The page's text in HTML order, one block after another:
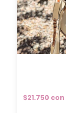
$21.750 con